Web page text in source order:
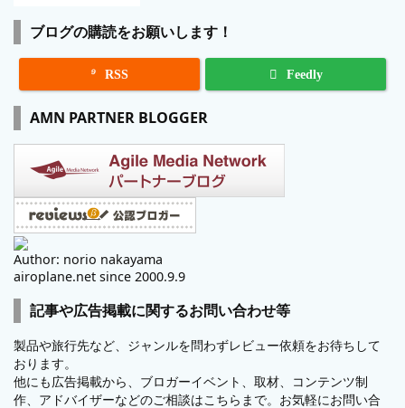
ブログの購読をお願いします！
 RSS Feedly
AMN PARTNER BLOGGER
Author: norio nakayama
airoplane.net since 2000.9.9
記事や広告掲載に関するお問い合わせ等
製品や旅行先など、ジャンルを問わずレビュー依頼をお待ちして
おります。
他にも広告掲載から、ブロガーイベント、取材、コンテンツ制
作、アドバイザーなどのご相談はこちらまで。お気軽にお問い合